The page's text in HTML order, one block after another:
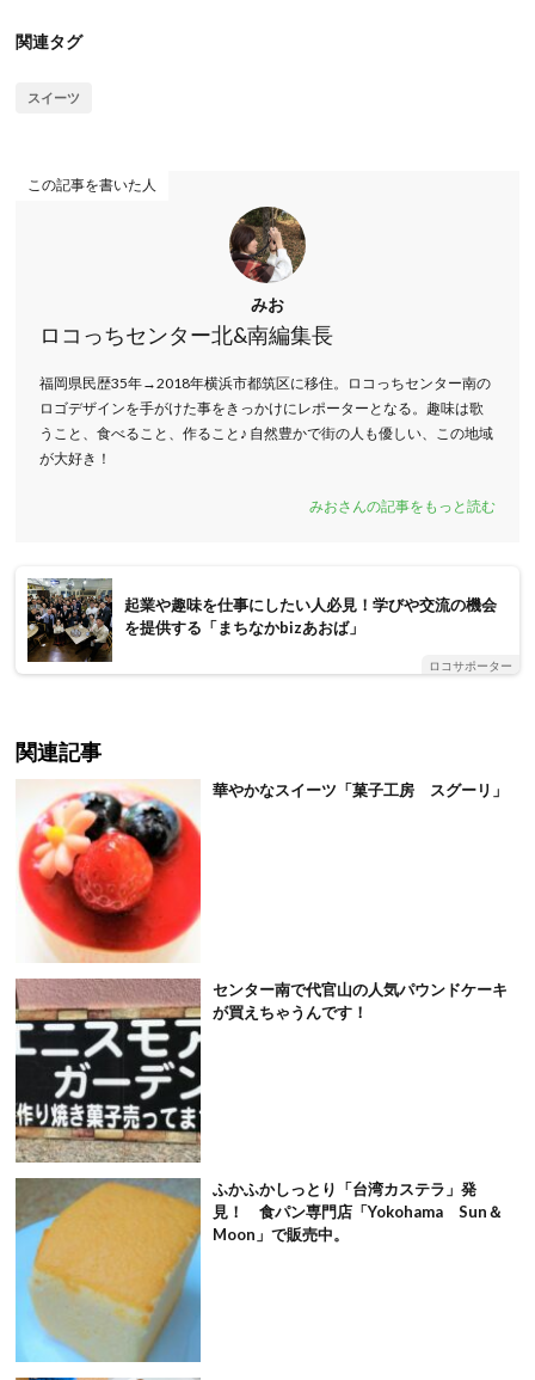
関連タグ
スイーツ
この記事を書いた人
みお
ロコっちセンター北&南編集長
福岡県民歴35年→2018年横浜市都筑区に移住。ロコっちセンター南の
ロゴデザインを手がけた事をきっかけにレポーターとなる。趣味は歌
うこと、食べること、作ること♪ 自然豊かで街の人も優しい、この地域
が大好き！
みおさんの記事をもっと読む
起業や趣味を仕事にしたい人必見！学びや交流の機会
を提供する「まちなかbizあおば」
ロコサポーター
関連記事
華やかなスイーツ「菓子工房 スグーリ」
センター南で代官山の人気パウンドケーキ
が買えちゃうんです！
ふかふかしっとり「台湾カステラ」発
見！ 食パン専門店「Yokohama Sun＆
Moon」で販売中。